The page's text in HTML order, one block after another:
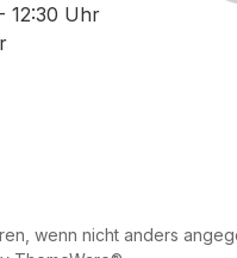
12:30 Uhr
wenn nicht anders